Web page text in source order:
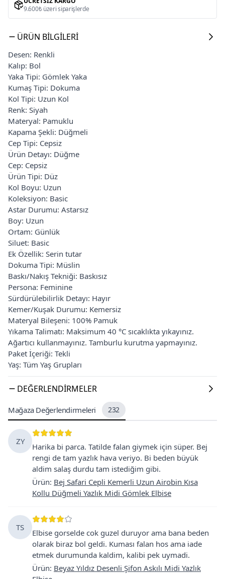
9.600₺ üzeri siparişlerde
ÜRÜN BILGILERI
Desen: Renkli
Kalıp: Bol
Yaka Tipi: Gömlek Yaka
Kumaş Tipi: Dokuma
Kol Tipi: Uzun Kol
Renk: Siyah
Materyal: Pamuklu
Kapama Şekli: Düğmeli
Cep Tipi: Cepsiz
Ürün Detayı: Düğme
Cep: Cepsiz
Ürün Tipi: Düz
Kol Boyu: Uzun
Koleksiyon: Basic
Astar Durumu: Astarsız
Boy: Uzun
Ortam: Günlük
Siluet: Basic
Ek Özellik: Serin tutar
Dokuma Tipi: Müslin
Baskı/Nakış Tekniği: Baskısız
Persona: Feminine
Sürdürülebilirlik Detayı: Hayır
Kemer/Kuşak Durumu: Kemersiz
Materyal Bileşeni: 100% Pamuk
Yıkama Talimatı: Maksimum 40 °C sıcaklıkta yıkayınız.
Ağartıcı kullanmayınız. Tamburlu kurutma yapmayınız.
Paket İçeriği: Tekli
Yaş: Tüm Yaş Grupları
DEĞERLENDIRMELER
Mağaza Değerlendirmeleri 232
ZY
Harika bi parca. Tatilde falan giymek için süper. Bej
rengi de tam yazlık hava veriyo. Bi beden büyük
aldim salaş durdu tam istediğim gibi.
Ürün: Bej Safari Cepli Kemerli Uzun Airobin Kısa
Kollu Düğmeli Yazlık Midi Gömlek Elbise
TS
Elbise gorselde cok guzel duruyor ama bana beden
olarak biraz bol geldi. Kuması falan hos ama iade
etmek durumunda kaldim, kalibi pek uymadi.
Ürün: Beyaz Yıldız Desenli Şifon Askılı Midi Yazlık